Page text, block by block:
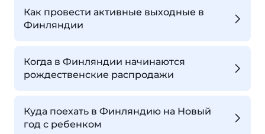
Как провести активные выходные в
Финляндии
Когда в Финляндии начинаются
рождественские распродажи
Куда поехать в Финляндию на Новый
год с ребенком